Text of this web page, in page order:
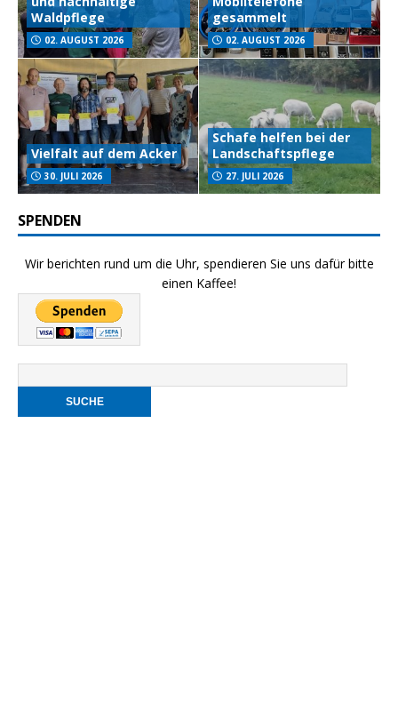
Waldpflege
02. AUGUST 2026
gesammelt
02. AUGUST 2026
Vielfalt auf dem Acker
30. JULI 2026
Schafe helfen bei der
Landschaftspflege
27. JULI 2026
SPENDEN
Wir berichten rund um die Uhr, spendieren Sie uns dafür bitte
einen Kaffee!